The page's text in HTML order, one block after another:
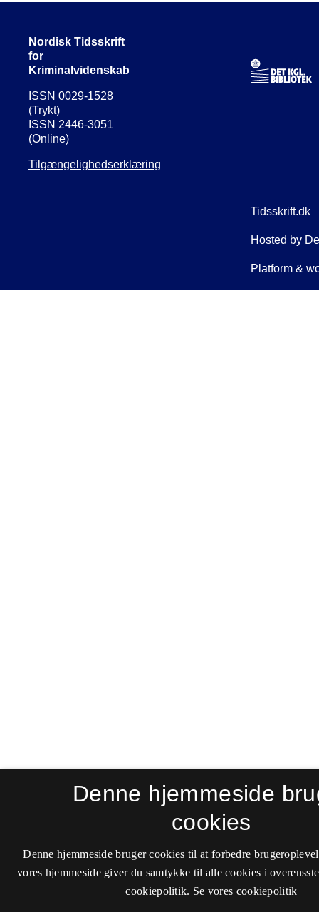
Nordisk Tidsskrift
for
Kriminalvidenskab
ISSN 0029-1528
(Trykt)
ISSN 2446-3051
(Online)
Tilgængelighedserklæring
Denne hjemmeside
cookies
Denne hjemmeside bruger cookies til at forbedre
vores hjemmeside giver du samtykke til alle cookies i
cookiepolitik. Se vores cookiepolitik